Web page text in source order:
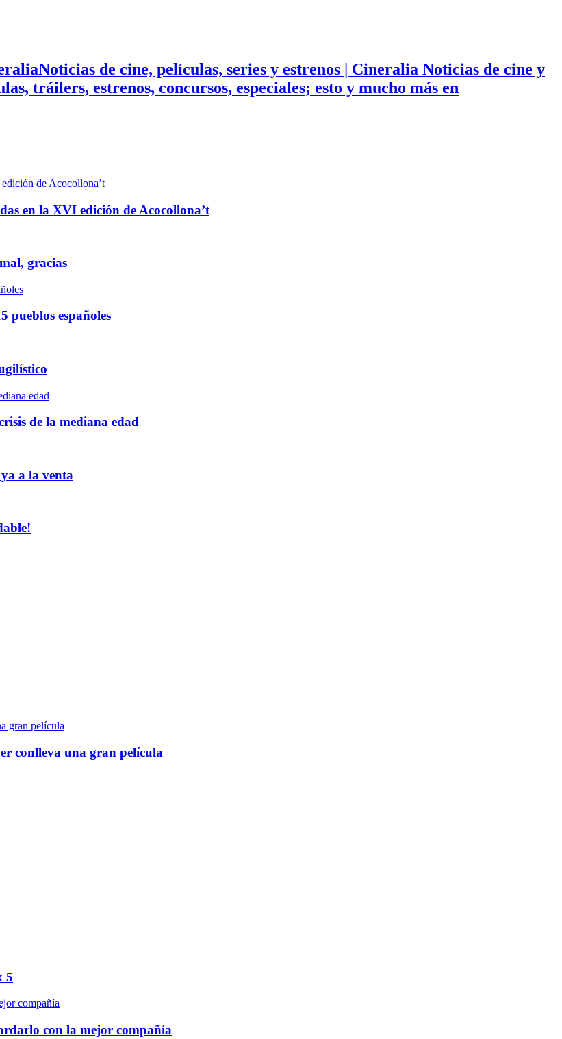
Noticias de cine, películas, series y estrenos | Cineralia Noticias de cine y
tráilers, estrenos, concursos, especiales; esto y mucho más en
en la XVI edición de Acocollona’t
gracias
pueblos españoles
de la mediana edad
a la venta
conlleva una gran película
5
con la mejor compañía